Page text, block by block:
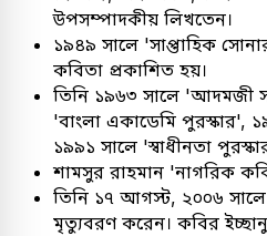
উপসম্পাদকীয় লিখতেন।
১৯৪৯ সালে 'সাপ্তাহিক
কবিতা প্রকাশিত হয়।
তিনি ১৯৬৩ সালে 'আদমজী
'বাংলা একাডেমি
১৯৯১ সালে 'স্বাধীনতা
শামসুর রাহমান 'নাগরিক
তিনি ১৭ আগস্ট, ২০০৬ সালে
মৃত্যুবরণ করেন। কবির